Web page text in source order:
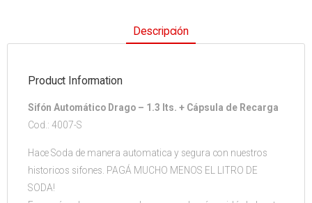
Descripción
Product Information
Sifón Automático Drago – 1.3 lts. + Cápsula de Recarga
Cod.: 4007-S
Hace Soda de manera automatica y segura con nuestros
historicos sifones. PAGÁ MUCHO MENOS EL LITRO DE
SODA!